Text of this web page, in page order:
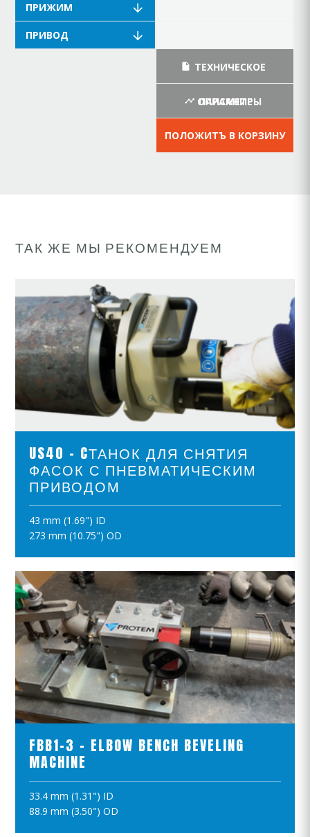
ПРИЖИМ
ПРИВОД
ТЕХНИЧЕСКОЕ
ОПИСАНИЕ
ПАРАМЕТРЫ
ПОЛОЖИТЪ В КОРЗИНУ
ТАК ЖЕ МЫ РЕКОМЕНДУЕМ
US40 - CТАНОК ДЛЯ СНЯТИЯ
ФАСОК С ПНЕВМАТИЧЕСКИМ
ПРИВОДОМ
43 mm (1.69") ID
273 mm (10.75") OD
ПРОСМОТР ПРОДУКТОВ
ПОЛОЖИТЪ В КОРЗИНУ
FBB1-3 - ELBOW BENCH BEVELING
MACHINE
33.4 mm (1.31") ID
88.9 mm (3.50") OD
ПРОСМОТР ПРОДУКТОВ
ПОЛОЖИТЪ В КОРЗИНУ